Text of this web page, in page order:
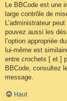
Le BBCode est une
large contrôle de
L’administrateur
pouvez aussi les
l’option appropriée
lui-même est
entre crochets [ et ]
BBCode, consultez
message.
Haut